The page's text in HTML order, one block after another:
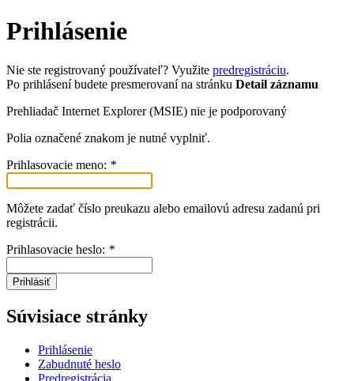
Prihlásenie
Nie ste registrovaný používateľ? Využite predregistráciu.
Po prihlásení budete presmerovaní na stránku Detail záznamu
Prehliadač Internet Explorer (MSIE) nie je podporovaný
Polia označené znakom je nutné vyplniť.
Prihlasovacie meno: *
Môžete zadať číslo preukazu alebo emailovú adresu zadanú pri
registrácii.
Prihlasovacie heslo: *
Prihlásiť
Súvisiace stránky
Prihlásenie
Zabudnuté heslo
Predregistrácia